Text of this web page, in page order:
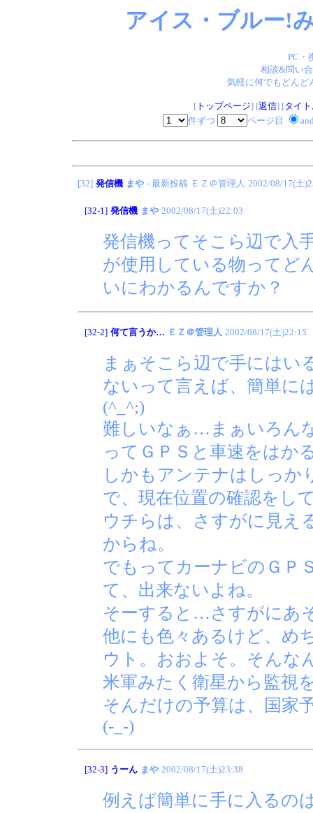
アイス・ブルー!
PC・
相談&問い
気軽に何でもどん
[トップページ] [返信] [タイ
件ずつ
ページ目
[32] 発信機 まや - 最新投稿 ＥＺ＠管理人 2002/08/17(土
[32-1] 発信機 まや 2002/08/17(土)22:03
発信機ってそこら辺で入
が使用している物ってど
いにわかるんですか？
[32-2] 何て言うか… ＥＺ＠管理人 2002/08/17(土)22:15
まぁそこら辺で手にはい
ないって言えば、簡単に
(^_^;)
難しいなぁ…まぁいろん
ってＧＰＳと車速をはか
しかもアンテナはしっ
で、現在位置の確認をし
ウチらは、さすがに見え
からね。
でもってカーナビのＧＰ
て、出来ないよね。
そーすると…さすがにあ
他にも色々あるけど、め
ウト。おおよそ。そんな
米軍みたく衛星から監視
そんだけの予算は、国家
(-_-)
[32-3] うーん まや 2002/08/17(土)23:38
例えば簡単に手に入るの